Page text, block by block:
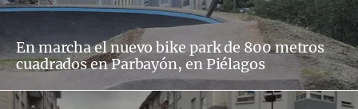
En marcha el nuevo bike park de 800 metros
cuadrados en Parbayón, en Piélagos